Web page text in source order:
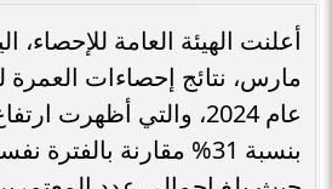
مارس، نتائج إحصاءات العمرة
عام 2024، والتي أظهرت